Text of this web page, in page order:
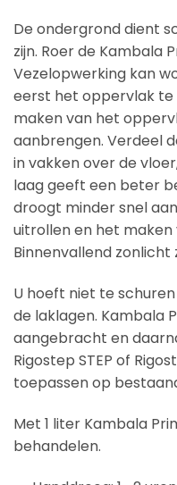
De ondergrond dient
zijn. Roer de Kambala
Vezelopwerking kan
eerst het oppervlak te
maken van het
aanbrengen. Verdeel
in vakken over de
laag geeft een beter
droogt minder snel
uitrollen en het
Binnenvallend
U hoeft niet te
de laklagen. Kambala
aangebracht en
Rigostep STEP of
toepassen op
Met 1 liter Kambala
behandelen.